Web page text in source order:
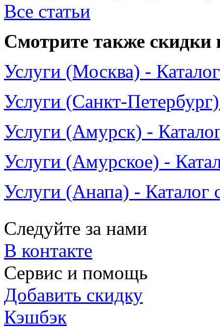
Все статьи
Смотрите также скидки
Услуги (Москва) -
Услуги (Санкт-
Услуги (Амурск) -
Услуги (Амурское) -
Услуги (Анапа) - Каталог
Следуйте за нами
В контакте
Сервис и помощь
Добавить скидку
Кэшбэк